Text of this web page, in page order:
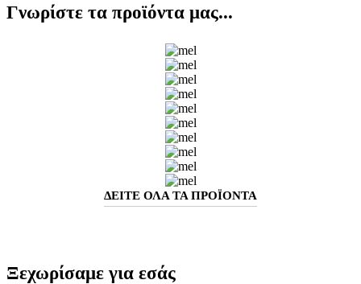
Γνωρίστε τα προϊόντα μας...
ΔΕΙΤΕ ΟΛΑ ΤΑ ΠΡΟΪΟΝΤΑ
Ξεχωρίσαμε για εσάς